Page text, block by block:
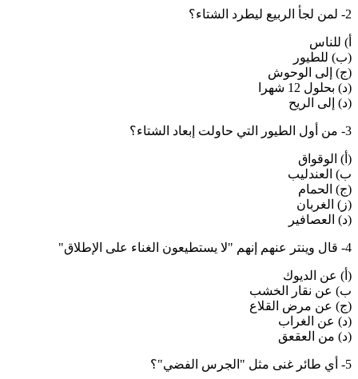
2- لمن لجأ الربيع ليطرد الشتاء؟
أ) للناس
(ب) للطيور
(ج) إلى الوحوش
(د) بحلول 12 شهرا
(د) إلى الريح
3- من أول الطيور التي حاولت إبعاد الشتاء؟
(أ) الوقواق
ب) العندليب
(ج) الحمام
(ز) الغربان
(د) العصافير
4- قال وينتر عنهم إنهم "لا يستطيعون الغناء على الإطلاق"
(أ) عن الديوك
ب) عن نقار الخشب
(ج) عن مرض القلاع
(د) عن الغراب
(د) من العقعق
5- أي طائر غنى مثل "الجرس الفضي"؟